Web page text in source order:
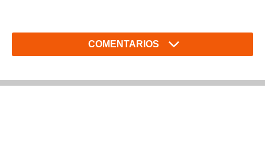
COMENTARIOS